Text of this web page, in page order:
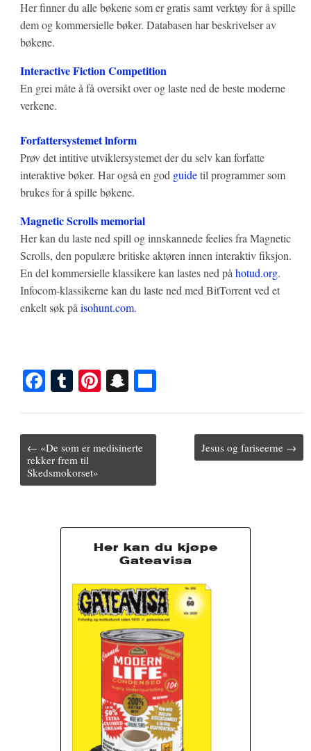
Her finner du alle bøkene som er gratis samt verktøy for å spille
dem og kommersielle bøker. Databasen har beskrivelser av
bøkene.
Interactive Fiction Competition
En grei måte å få oversikt over og laste ned de beste moderne
verkene.
Forfattersystemet lnform
Prøv det intitive utviklersystemet der du selv kan forfatte
interaktive bøker. Har også en god guidetil programmer som
brukes for å spille bøkene.
Magnetic Scrolls memorial
Her kan du laste ned spill og innskannede feelies fra Magnetic
Scrolls, den populære britiske aktøren innen interaktiv fiksjon.
En del kommersielle klassikere kan lastes ned på hotud.org.
Infocom-klassikerne kan du laste ned med BitTorrent ved et
enkelt søk på isohunt.com.
Fa
ok
T
bl
r
Pi
es
S
ha
S
navigation
← «De som er medisinerte
rekker frem til
Skedsmokorset»
Jesus og fariseerne →
Her kan du kjøpe
Gateavisa